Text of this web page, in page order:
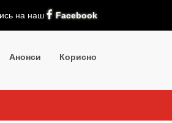
на наш Facebook
Анонси Корисно